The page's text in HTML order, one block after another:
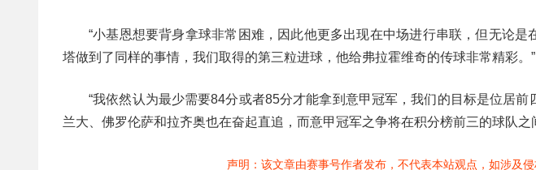
“小基恩想要背身拿球非常困难，因此他更多出现在中场进行串联，但无论
塔做到了同样的事情，我们取得的第三粒进球，他给弗拉霍维奇的传球非常精彩。”
“我依然认为最少需要84分或者85分才能拿到意甲冠军，我们的目标是位居
兰大、佛罗伦萨和拉齐奥也在奋起直追，而意甲冠军之争将在积分榜前三的球队之
声明：该文章由赛事号作者发布，不代表本站观点，如涉及侵